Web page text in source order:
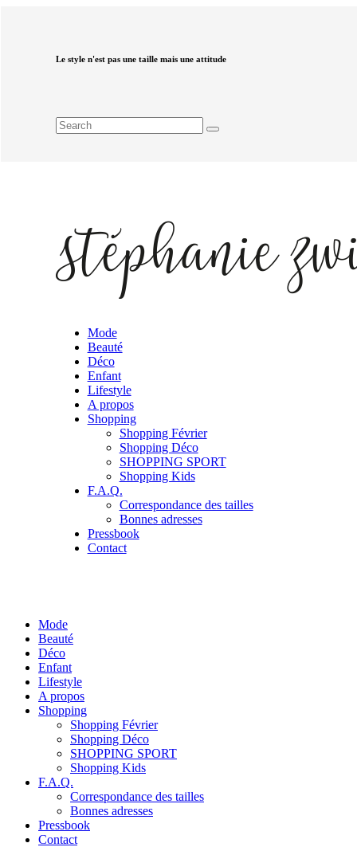
Le style n'est pas une taille mais une attitude
Mode
Beauté
Déco
Enfant
Lifestyle
A propos
Shopping
Shopping Février
Shopping Déco
SHOPPING SPORT
Shopping Kids
F.A.Q.
Correspondance des tailles
Bonnes adresses
Pressbook
Contact
Mode
Beauté
Déco
Enfant
Lifestyle
A propos
Shopping
Shopping Février
Shopping Déco
SHOPPING SPORT
Shopping Kids
F.A.Q.
Correspondance des tailles
Bonnes adresses
Pressbook
Contact